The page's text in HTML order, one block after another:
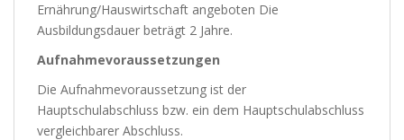
Ernährung/Hauswirtschaft angeboten Die
Ausbildungsdauer beträgt 2 Jahre.
Aufnahmevoraussetzungen
Die Aufnahmevoraussetzung ist der
Hauptschulabschluss bzw. ein dem Hauptschulabschluss
vergleichbarer Abschluss.